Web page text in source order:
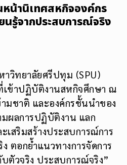
น้านิเทศสหกิจองค์กร
นรู้จากประสบการณ์จริง
วิทยาลัยศรีปทุม (SPU)
เข้าปฏิบัติงานสหกิจศึกษา ณ
ชาติ และองค์กรชั้นนำของ
ผลการปฏิบัติงาน แลก
เสริมสร้างประสบการณ์การ
ง ตอกย้ำแนวทางการจัดการ
ตัวจริง ประสบการณ์จริง”